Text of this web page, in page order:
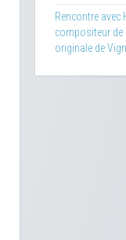
Rencontre avec
compositeur de
originale de